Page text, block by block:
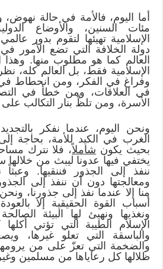
أما اليوم، فالأمة في حالة
مئات السنين، والأوضاع
الإسلامية تهيئها لتقوم بدور
دولة الخلافة التي تضع الأمور في
العالم كما هو مطلوب منها. وهذا
الإسلامية فقط، بل العالم كله،
وفراغ في الفكر، ومن انحطاط
في العلاقات، ومن خطأ في
الأسرة، ومن تلظّ بنار التكالب
ونحن اليوم، عندما نفكر
الغرب في الكيد للأمة، بحاجة
بحيث يكون شاملاً، فلا نترك
يختفي فيها عدونا ليبث من خلالها
ننفذ إلى الجذور فننقيها.
ومعالجتها دون أن ننفذ إلى
منا إلا عندما نفذ إلى جذورنا،
أسباب القوة الحقيقية إلا
ونغذيها ونهيئ لها البيئة
الإسلام الطيبة التي تؤتي
والباسقة التي تعلو غيرها،
والضخمة التي تعزّ على من يرومها،
ظلالها كل رعاياها من مسلمين